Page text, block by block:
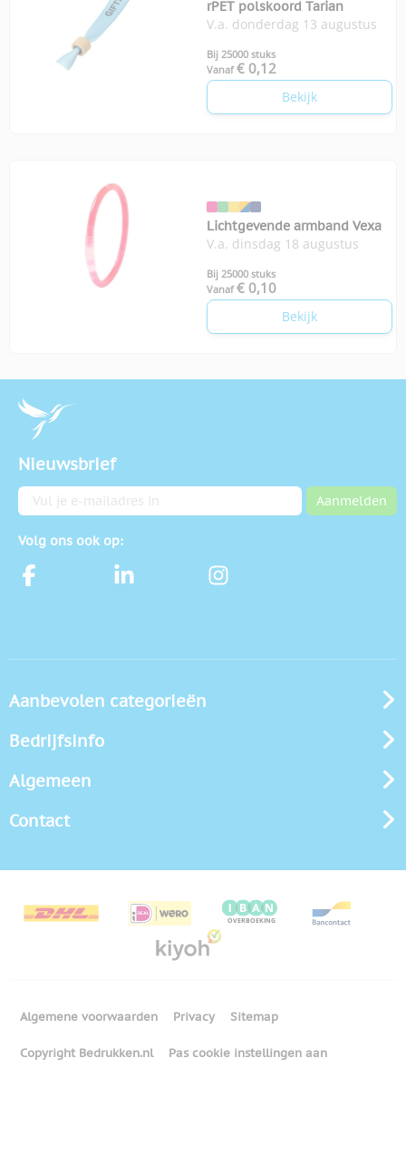
rPET polskoord Tarian
V.a. donderdag 13 augustus
Bij 25000 stuks
Vanaf € 0,12
Bekijk
Lichtgevende armband Vexa
V.a. dinsdag 18 augustus
Bij 25000 stuks
Vanaf € 0,10
Bekijk
Nieuwsbrief
E-mailadres Aanmelden
Volg ons ook op:
Aanbevolen categorieën
Bedrijfsinfo
Algemeen
Contact
Algemene voorwaarden Privacy Sitemap
Copyright Bedrukken.nl Pas cookie instellingen aan